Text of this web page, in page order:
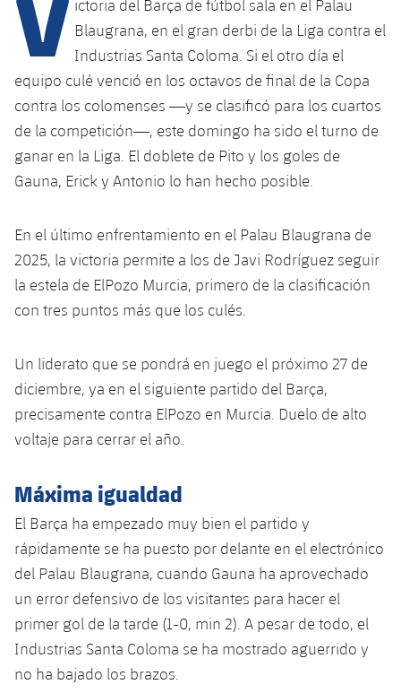
plusicon
más
Instalaciones
Spotify Camp Nou
Estadi Johan Cruyff
La Masia
plusicon
más
Servicios
Servicios Médicos
plusicon
más
Acreditaciones
SUB13
SUB12
SUB11 A
SUB11 B
SUB10 B
SUB9 A
SUB8 A
SUB8 B
SUB13 B
SUB12 C
SUB11 C
Entradas
Gameday Shows
Resultados
Clasificación
Jugadores
Fotos
Historia
Palmarés
Base
Barça Atlètic
Junior
Cadete A
Cadete B
Infantil A
Infantil B
Mini
Campus Verano
PLUSICON
MÁS
Primer Equipo
plusicon
más
Actualidad
Calendario
Entradas
Resultados
Jugadores
Fotos
Palmarés
Barça Atlètic
plusicon
más
Calendario
Resultados
Fotos
Actualidad
Juvenil
Cadete B
PLUSICON
MÁS
plusicon
más
Calendario
Entradas
Resultados
Clasificaciones
Jugadors
Fotos
Palmarés
plusicon
más
Actualidad
Calendario
Resultados
Jugadores
Clasificaciones
Base
plusicon
Actualidad
Juvenil
Infantil
Alevín
Campus Verano
PLUSICON
Primer equipo
plusicon
más
Actualidad
Calendario
Entradas
Barça Atlètic
plusicon
más
Calendario
Base
plusicon
más
ictoria del Barça de fútbol sala en el Palau
Blaugrana, en el gran derbi de la Liga contra el
Industrias Santa Coloma. Si el otro día el
equipo culé venció en los octavos de final de la Copa
contra los colomenses —y se clasificó para los cuartos
de la competición—, este domingo ha sido el turno de
ganar en la Liga. El doblete de Pito y los goles de
Gauna, Erick y Antonio lo han hecho posible.
En el último enfrentamiento en el Palau Blaugrana de
2025, la victoria permite a los de Javi Rodríguez seguir
la estela de ElPozo Murcia, primero de la clasificación
con tres puntos más que los culés.
Un liderato que se pondrá en juego el próximo 27 de
diciembre, ya en el siguiente partido del Barça,
precisamente contra ElPozo en Murcia. Duelo de alto
voltaje para cerrar el año.
Máxima igualdad
El Barça ha empezado muy bien el partido y
rápidamente se ha puesto por delante en el electrónico
del Palau Blaugrana, cuando Gauna ha aprovechado
un error defensivo de los visitantes para hacer el
primer gol de la tarde (1-0, min 2). A pesar de todo, el
Industrias Santa Coloma se ha mostrado aguerrido y
no ha bajado los brazos.